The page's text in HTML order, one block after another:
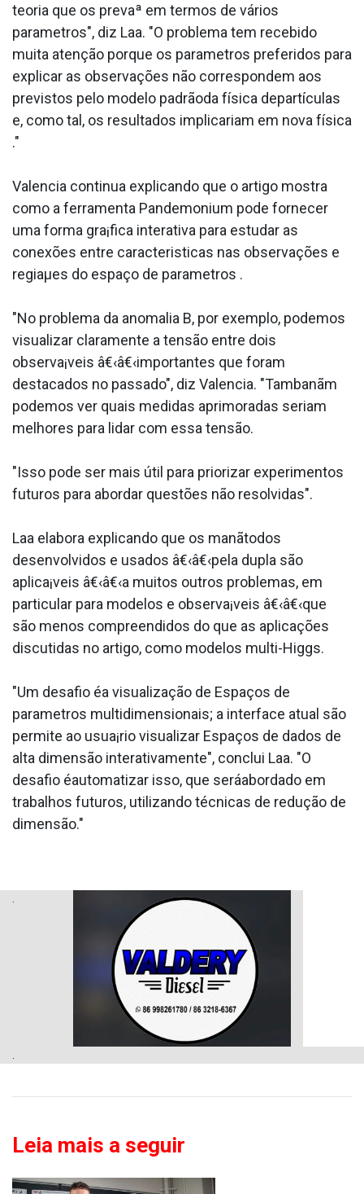
teoria que os prevaª em termos de vários
parametros", diz Laa. "O problema tem recebido
muita atenção porque os parametros preferidos para
explicar as observações não correspondem aos
previstos pelo modelo padrãoda física departículas
e, como tal, os resultados implicariam em nova física
."
Valencia continua explicando que o artigo mostra
como a ferramenta Pandemonium pode fornecer
uma forma gra¡fica interativa para estudar as
conexões entre caracteri­sticas nas observações e
regiaµes do espaço de parametros .
"No problema da anomalia B, por exemplo, podemos
visualizar claramente a tensão entre dois
observa¡veis â€‹â€‹importantes que foram
destacados no passado", diz Valencia. "Tambanãm
podemos ver quais medidas aprimoradas seriam
melhores para lidar com essa tensão.
"Isso pode ser mais útil para priorizar experimentos
futuros para abordar questões não resolvidas".
Laa elabora explicando que os manãtodos
desenvolvidos e usados â€‹â€‹pela dupla são
aplica¡veis â€‹â€‹a muitos outros problemas, em
particular para modelos e observa¡veis â€‹â€‹que
são menos compreendidos do que as aplicações
discutidas no artigo, como modelos multi-Higgs.
"Um desafio éa visualização de Espaços de
parametros multidimensionais; a interface atual são
permite ao usua¡rio visualizar Espaços de dados de
alta dimensão interativamente", conclui Laa. "O
desafio éautomatizar isso, que seráabordado em
trabalhos futuros, utilizando técnicas de redução de
dimensão."
.
Leia mais a seguir